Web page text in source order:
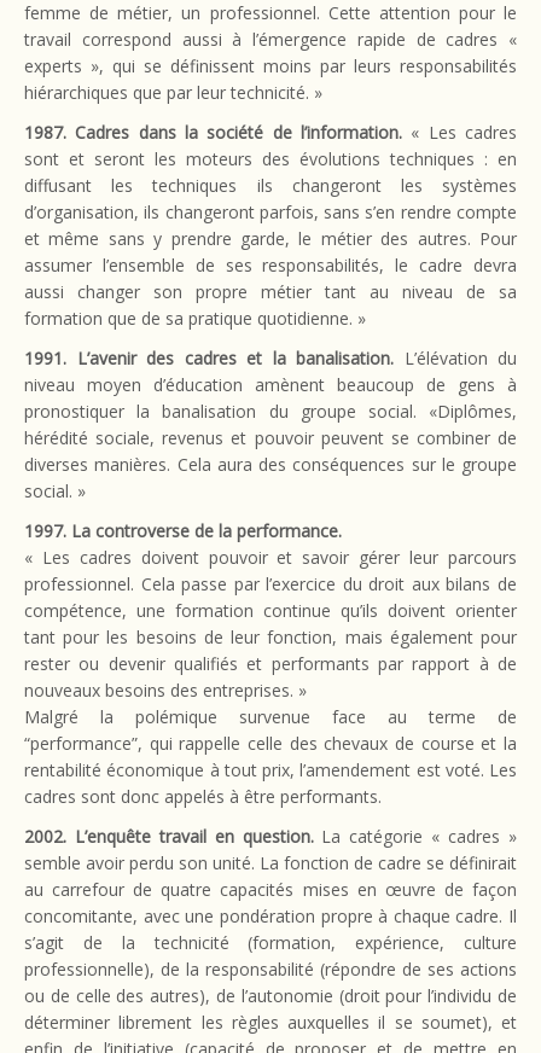
femme de métier, un professionnel. Cette attention pour le
travail correspond aussi à l’émergence rapide de cadres «
experts », qui se définissent moins par leurs responsabilités
hiérarchiques que par leur technicité. »
1987. Cadres dans la société de l’information. « Les cadres
sont et seront les moteurs des évolutions techniques : en
diffusant les techniques ils changeront les systèmes
d’organisation, ils changeront parfois, sans s’en rendre compte
et même sans y prendre garde, le métier des autres. Pour
assumer l’ensemble de ses responsabilités, le cadre devra
aussi changer son propre métier tant au niveau de sa
formation que de sa pratique quotidienne. »
1991. L’avenir des cadres et la banalisation. L’élévation du
niveau moyen d’éducation amènent beaucoup de gens à
pronostiquer la banalisation du groupe social. «Diplômes,
hérédité sociale, revenus et pouvoir peuvent se combiner de
diverses manières. Cela aura des conséquences sur le groupe
social. »
1997. La controverse de la performance.
« Les cadres doivent pouvoir et savoir gérer leur parcours
professionnel. Cela passe par l’exercice du droit aux bilans de
compétence, une formation continue qu’ils doivent orienter
tant pour les besoins de leur fonction, mais également pour
rester ou devenir qualifiés et performants par rapport à de
nouveaux besoins des entreprises. »
Malgré la polémique survenue face au terme de
“performance”, qui rappelle celle des chevaux de course et la
rentabilité économique à tout prix, l’amendement est voté. Les
cadres sont donc appelés à être performants.
2002. L’enquête travail en question.La catégorie « cadres »
semble avoir perdu son unité. La fonction de cadre se définirait
au carrefour de quatre capacités mises en œuvre de façon
concomitante, avec une pondération propre à chaque cadre. Il
s’agit de la technicité (formation, expérience, culture
professionnelle), de la responsabilité (répondre de ses actions
ou de celle des autres), de l’autonomie (droit pour l’individu de
déterminer librement les règles auxquelles il se soumet), et